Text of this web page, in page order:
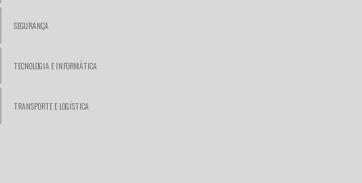
SEGURANÇA
TECNOLOGIA E INFORMÁTICA
TRANSPORTE E LOGÍSTICA